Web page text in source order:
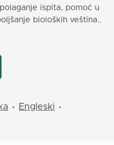
ispita, pomoć u
bioloških veština..
• Engleski •